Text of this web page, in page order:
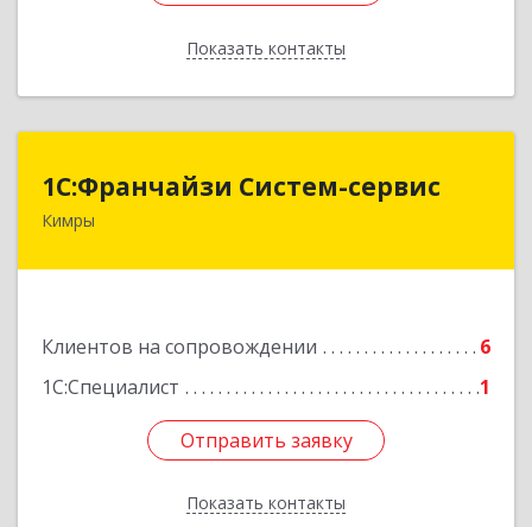
Показать контакты
Назад
1С:Франчайзи Систем-сервис
Кимры
Клиентов на сопровождении
6
1С:Специалист
1
Отправить заявку
Показать контакты
1С:Франчайзи Систем-сервис
Отправить заявку
Назад